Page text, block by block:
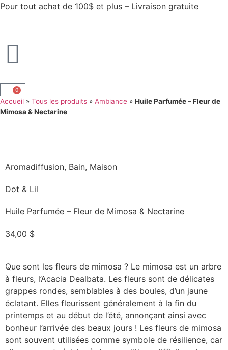
Pour tout achat de 100$ et plus – Livraison gratuite
0
Accueil » Tous les produits » Ambiance » Huile Parfumée – Fleur de
Mimosa & Nectarine
Aromadiffusion, Bain, Maison
Dot & Lil
Huile Parfumée – Fleur de Mimosa & Nectarine
34,00 $
Que sont les fleurs de mimosa ? Le mimosa est un arbre
à fleurs, l’Acacia Dealbata. Les fleurs sont de délicates
grappes rondes, semblables à des boules, d’un jaune
éclatant. Elles fleurissent généralement à la fin du
printemps et au début de l’été, annonçant ainsi avec
bonheur l’arrivée des beaux jours ! Les fleurs de mimosa
sont souvent utilisées comme symbole de résilience, car